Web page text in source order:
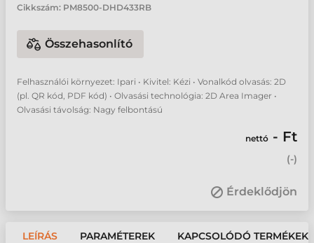
Cikkszám: PM8500-DHD433RB
Összehasonlító
Felhasználói környezet: Ipari • Kivitel: Kézi • Vonalkód olvasás: 2D
(pl. QR kód, PDF kód) • Olvasási technológia: 2D Area Imager •
Olvasási távolság: Nagy felbontású
nettó - Ft
(-)
Érdeklődjön
LEÍRÁS PARAMÉTEREK KAPCSOLÓDÓ TERMÉKEK